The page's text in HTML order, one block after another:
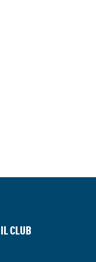
IL CLUB